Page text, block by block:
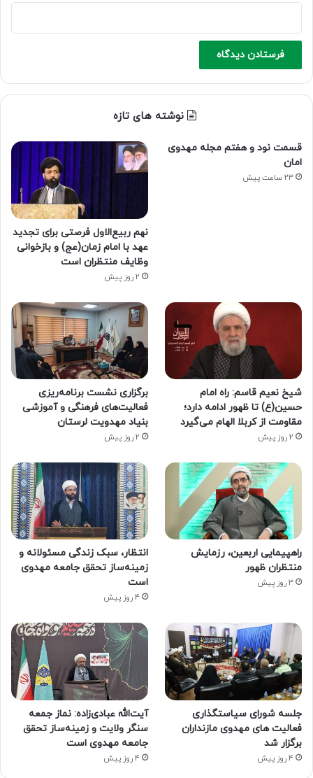
نوشته های تازه
قسمت نود و هفتم مجله مهدوی
امان
23 ساعت پیش
نهم ربیع‌الاول فرصتی برای تجدید
عهد با امام زمان(عج) و بازخوانی
وظایف منتظران است
2 روز پیش
شیخ نعیم قاسم: راه امام
حسین(ع) تا ظهور ادامه دارد؛
مقاومت از کربلا الهام می‌گیرد
2 روز پیش
برگزاری نشست برنامه‌ریزی
فعالیت‌های فرهنگی و آموزشی
بنیاد مهدویت لرستان
2 روز پیش
راهپیمایی اربعین، رزمایش
منتظران ظهور
3 روز پیش
انتظار، سبک زندگی مسئولانه و
زمینه‌ساز تحقق جامعه مهدوی
است
4 روز پیش
جلسه شورای سیاستگذاری
فعالیت های مهدوی مازنداران
برگزار شد
4 روز پیش
آیت‌الله عبادی‌زاده: نماز جمعه
سنگر ولایت و زمینه‌ساز تحقق
جامعه مهدوی است
4 روز پیش